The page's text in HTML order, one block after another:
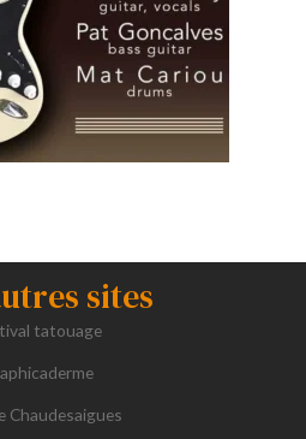
sites
tatouage
Chaudesaigues